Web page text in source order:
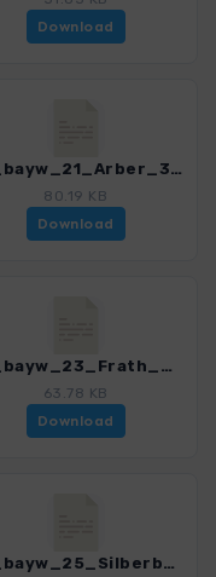
Download
kg_bayw_21_Arber_3189_1.gpx
80.19 KB
Download
kg_bayw_23_Frath_3189_1.gpx
63.78 KB
Download
kg_bayw_25_Silberberg_3189_1.gpx